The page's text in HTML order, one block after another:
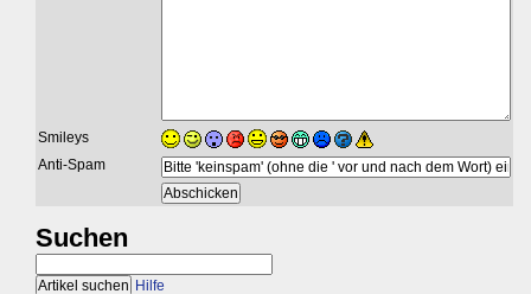
Smileys
Anti-Spam
Suchen
Hilfe